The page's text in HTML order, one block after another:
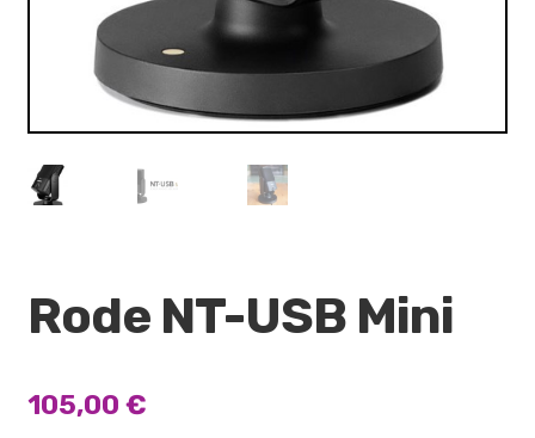
Rode NT-USB Mini
105,00 €